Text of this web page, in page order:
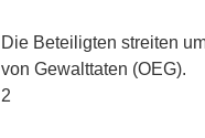
Die Beteiligten streiten
von Gewalttaten (OEG).
2